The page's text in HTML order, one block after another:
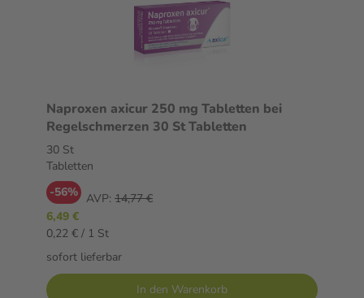
Naproxen axicur 250 mg Tabletten bei
Regelschmerzen 30 St Tabletten
30 St
Tabletten
-56% AVP: 14,77 €
6,49 €
0,22 € / 1 St
sofort lieferbar
In den Warenkorb